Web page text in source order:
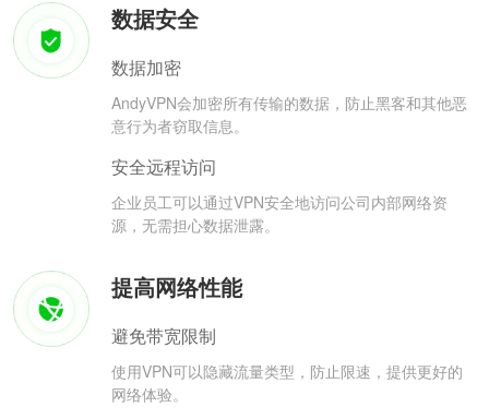
数据安全
数据加密
AndyVPN会加密所有传输的数据，防止黑客和其他恶
意行为者窃取信息。
安全远程访问
企业员工可以通过VPN安全地访问公司内部网络资
源，无需担心数据泄露。
提高网络性能
避免带宽限制
使用VPN可以隐藏流量类型，防止限速，提供更好的
网络体验。